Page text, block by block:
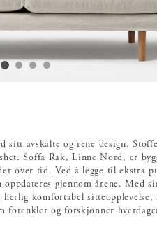
sitt avskalte og rene design.
Soffa Rak, Linne Nord, er
over tid. Ved å legge til ekstra
gjennom årene. Med
komfortabel sitteopplevelse,
forenkler og forskjønner